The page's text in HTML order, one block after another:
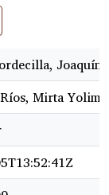
Joaquín,
Mirta Yolima